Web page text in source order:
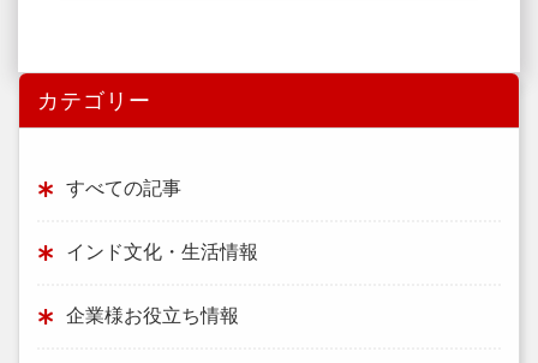
カテゴリー
すべての記事
インド文化・生活情報
企業様お役立ち情報